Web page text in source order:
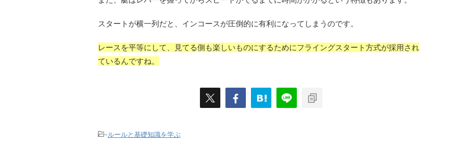
スタートが横一列だと、インコースが圧倒的に有利になってしまうのです。
レースを平等にして、見てる側も楽しいものにするためにフライングスタート方式が採用され
ているんですね。
-ルールと基礎知識を学ぶ